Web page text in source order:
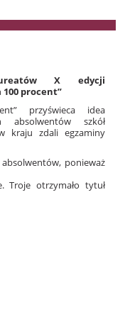
X edycji
procent”
przyświeca idea
szkół
kraju zdali egzaminy
ponieważ
Troje otrzymało tytuł